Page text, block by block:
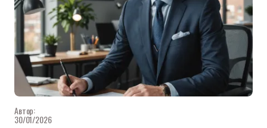
Автор:
30/01/2026